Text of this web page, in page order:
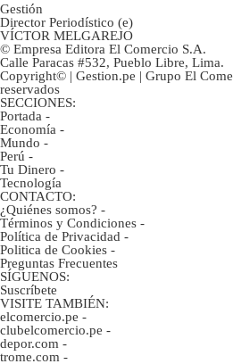
Gestión
Director Periodístico (e)
VÍCTOR MELGAREJO
© Empresa Editora El Comercio S.A.
Calle Paracas #532, Pueblo Libre, Lima.
Copyright© | Gestion.pe | Grupo El
reservados
SECCIONES:
Portada -
Economía -
Mundo -
Perú -
Tu Dinero -
Tecnología
CONTACTO:
¿Quiénes somos? -
Términos y Condiciones -
Política de Privacidad -
Politica de Cookies -
Preguntas Frecuentes
SÍGUENOS:
Suscríbete
VISITE TAMBIÉN:
elcomercio.pe -
clubelcomercio.pe -
depor.com -
trome.com -